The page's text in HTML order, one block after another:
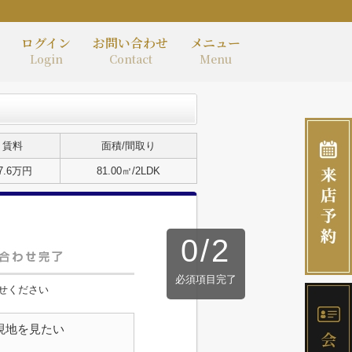
ログイン
Login
お問い合わせ
Contact
メニュー
Menu
賃料 面積/間取り
万円 81.00㎡/2LDK
0/2
必須項目完了
ください
地を見たい